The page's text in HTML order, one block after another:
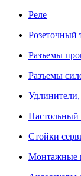
Реле
Розеточный
Разъемы
Разъемы
Настольный
Стойки
Монтажные